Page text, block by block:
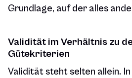
Grundlage, auf der alles
Validität im Verhältnis zu
Gütekriterien
Validität steht selten allein.